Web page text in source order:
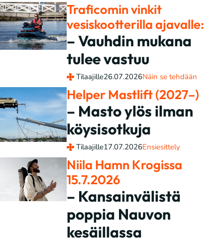
Traficomin vinkit
vesiskootterilla ajavalle:
– Vauhdin mukana
tulee vastuu
Tilaajille26.07.2026Näin se tehdään
Helper Mastlift (2027–)
– Masto ylös ilman
köysisotkuja
Tilaajille17.07.2026Ensiesittely
Niila Hamn Krogissa
15.7.2026
– Kansainvälistä
poppia Nauvon
kesäillassa